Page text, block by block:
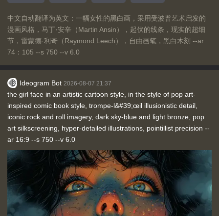
中文自动翻译为英文：一幅女性的黑白画，采用受波普艺术启发的
漫画风格，马丁·安辛（Martin Ansin），起伏的线条，现实的超细
节，雷蒙德·利奇（Raymond Leech），自由画笔，黑白木刻 --ar
74：105 --s 750 --v 6.0
Ideogram Bot 2026-08-07 21:37
the girl face in an artistic cartoon style, in the style of pop art-
inspired comic book style, trompe-l&#39;œil illusionistic detail,
iconic rock and roll imagery, dark sky-blue and light bronze, pop
art silkscreening, hyper-detailed illustrations, pointillist precision --
ar 16:9 --s 750 --v 6.0